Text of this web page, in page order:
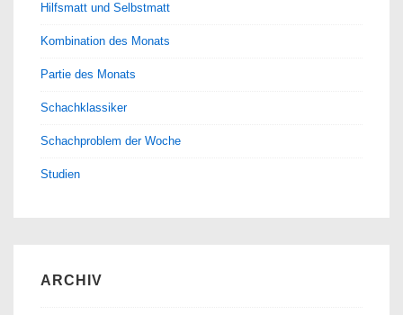
Hilfsmatt und Selbstmatt
Kombination des Monats
Partie des Monats
Schachklassiker
Schachproblem der Woche
Studien
ARCHIV